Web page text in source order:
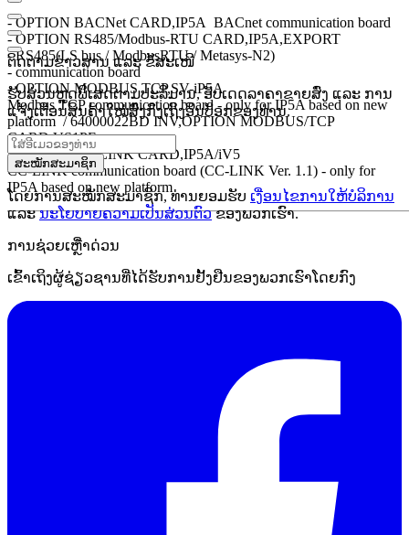
- OPTION BACNet CARD,IP5A BACnet communication board
- OPTION RS485/Modbus-RTU CARD,IP5A,EXPORT
- RS485(LS bus / ModbusRTU / Metasys-N2)
- communication board
- OPTION MODBUS TCP,SV-iP5A
Modbus TCP communication board - only for IP5A based on new
platform / 64000022BD INV,OPTION MODBUS/TCP
CARD,VS1PF
- OPTION CC-LINK CARD,IP5A/iV5
CC-LINK communication board (CC-LINK Ver. 1.1) - only for
IP5A based on new platform
ຕິດຕາມຂ່າວສານ ແລະ ຂໍ້ສະເໜີ
ຮັບສ່ວນຫຼຸດພິເສດຕາມປະລິມານ, ອັບເດດລາຄາຂາຍສົ່ງ ແລະ ການ
ແຈ້ງເຕືອນສິນຄ້າໃໝ່ສົ່ງກົງເຖິງອິນບັອກຂອງທ່ານ.
ສະໝັກສະມາຊິກ
ໂດຍການສະໝັກສະມາຊິກ, ທ່ານຍອມຮັບ ເງື່ອນໄຂການໃຫ້ບໍລິການ
ແລະນະໂຍບາຍຄວາມເປັນສ່ວນຕົວຂອງພວກເຮົາ.
ການຊ່ວຍເຫຼືໍາດ່ວນ
ເຂົ້າເຖິງຜູ້ຊ່ຽວຊານທີ່ໄດ້ຮັບການຢັ້ງຢືນຂອງພວກເຮົາໂດຍກົງ